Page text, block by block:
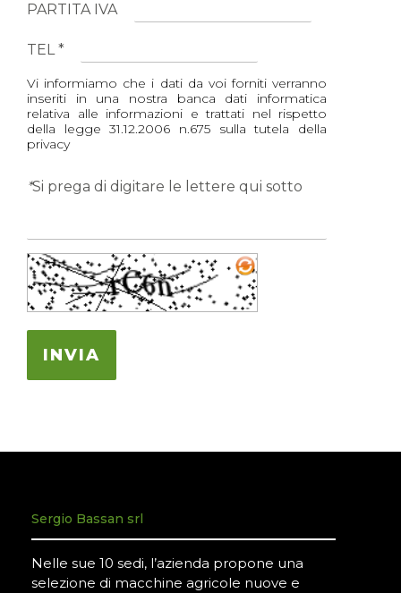
PARTITA IVA
TEL *
Vi informiamo che i dati da voi forniti verranno
inseriti in una nostra banca dati informatica
relativa alle informazioni e trattati nel rispetto
della legge 31.12.2006 n.675 sulla tutela della
privacy
*Si prega di digitare le lettere qui sotto
INVIA
Sergio Bassan srl
Nelle sue 10 sedi, l’azienda propone una
selezione di macchine agricole nuove e